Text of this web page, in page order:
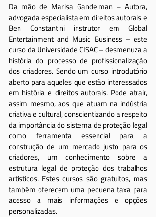
Da mão de Marisa Gandelman – Autora,
advogada especialista em direitos autorais e
Ben Constantini instrutor em Global
Entertainment and Music Business – este
curso da Universidade CISAC – desmenuza a
história do processo de profissionalização
dos criadores. Sendo um curso introdutório
aberto para aqueles que estão interessados
em história e direitos autorais. Pode atrair,
assim mesmo, aos que atuam na indústria
criativa e cultural, conscientizando a respeito
da importância do sistema de proteção legal
como ferramenta essencial para a
construção de um mercado justo para os
criadores, um conhecimento sobre a
estrutura legal de proteção dos trabalhos
artísticos. Estes cursos são gratuitos, mas
também oferecem uma pequena taxa para
acesso a mais informações e opções
personalizadas.